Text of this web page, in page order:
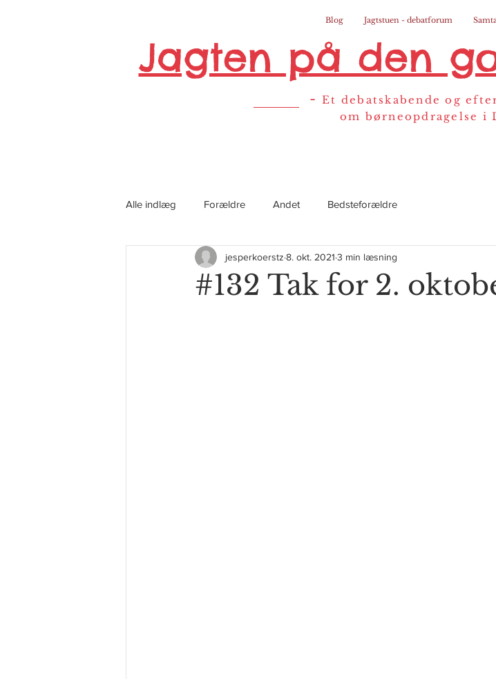
Jagten på den
Blog Jagtstuen - debatforum
- Et debatskabende og
om børneopdragelse i
Alle indlæg Forældre Andet Bedsteforældre
#132 Tak for 2.
jesperkoerstz 8. okt. 2021 3 min læsning